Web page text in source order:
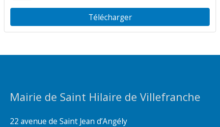
Télécharger
Mairie de Saint Hilaire de Villefranche
22 avenue de Saint Jean d’Angély